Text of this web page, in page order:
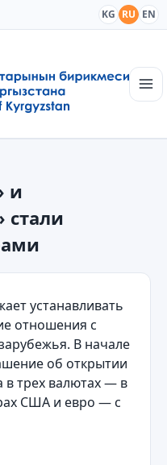
KG RU EN
и
стали
устанавливать
отношения с
В начале
об открытии
в трех валютах — в
США и евро — с